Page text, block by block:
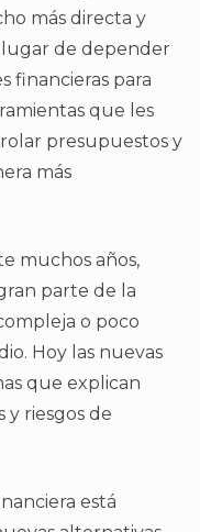
más directa y
de depender
financieras para
que les
presupuestos y
más
muchos años,
parte de la
o poco
Hoy las nuevas
que explican
y riesgos de
está